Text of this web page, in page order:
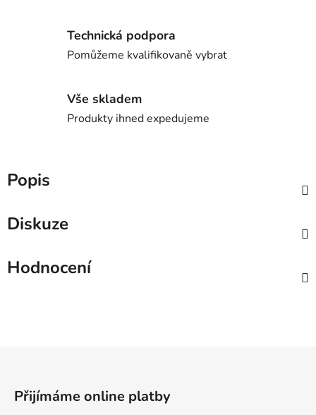
Technická podpora
Pomůžeme kvalifikovaně vybrat
Vše skladem
Produkty ihned expedujeme
Popis
Diskuze
Hodnocení
Přijímáme online platby